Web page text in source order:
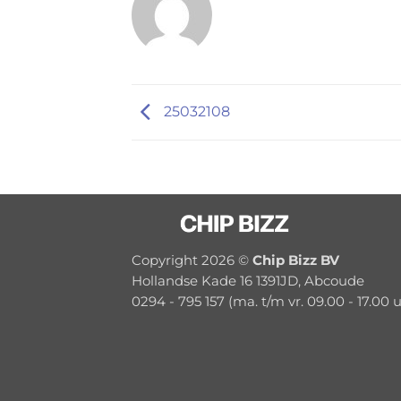
25032108
Copyright 2026 © Chip Bizz BV
Hollandse Kade 16 1391JD, Abcoude
0294 - 795 157 (ma. t/m vr. 09.00 - 17.00